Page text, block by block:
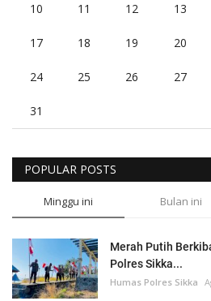
10 11 12 13
17 18 19 20
24 25 26 27
31
POPULAR POSTS
Minggu ini Bulan ini
Merah Putih
Polres Sikka...
Humas Polres Sikka